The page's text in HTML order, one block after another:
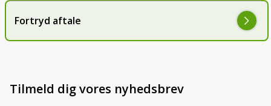
info@agroled.dk
Fortryd aftale
Tilmeld dig vores nyhedsbrev